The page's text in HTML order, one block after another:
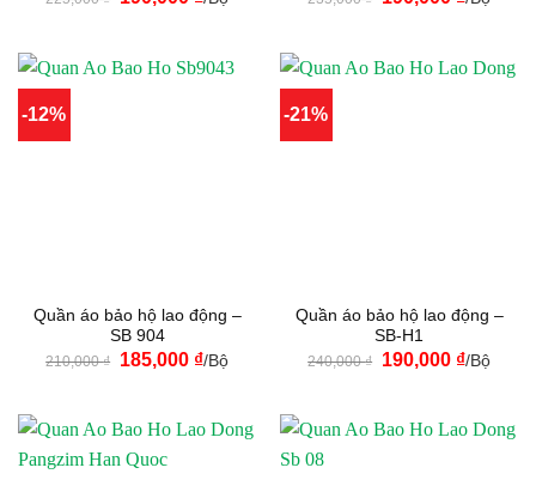
hiện
190,000 ₫.
hiện
190,000
-12%
Quần áo bảo hộ lao động –
SB 904
210,000₫
Giá
gốc
185,000 ₫Giá
hiện
185,000 ₫.
/Bộ
-21%
Quần áo bảo hộ lao động –
SB-H1
240,000₫
Giá
gốc
190,000 ₫Giá
hiện
190,000
/Bộ